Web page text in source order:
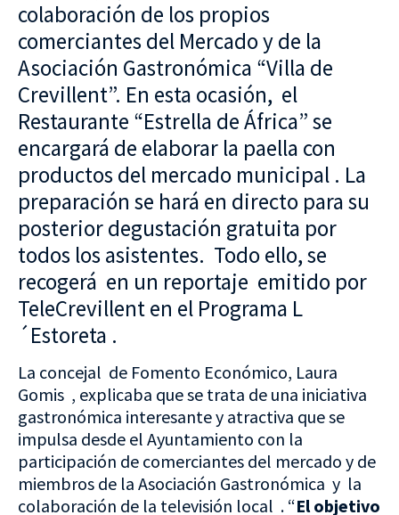
colaboración de los propios
comerciantes del Mercado y de la
Asociación Gastronómica “Villa de
Crevillent”. En esta ocasión, el
Restaurante “Estrella de África” se
encargará de elaborar la paella con
productos del mercado municipal . La
preparación se hará en directo para su
posterior degustación gratuita por
todos los asistentes. Todo ello, se
recogerá en un reportaje emitido por
TeleCrevillent en el Programa L
´Estoreta .
La concejal de Fomento Económico, Laura
Gomis , explicaba que se trata de una iniciativa
gastronómica interesante y atractiva que se
impulsa desde el Ayuntamiento con la
participación de comerciantes del mercado y de
miembros de la Asociación Gastronómica y la
colaboración de la televisión local . “El objetivo